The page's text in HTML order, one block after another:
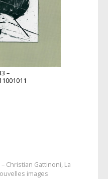
–
Christian Gattinoni, La
images